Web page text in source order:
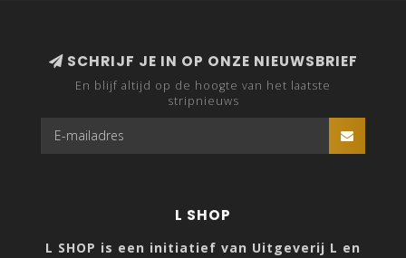
SCHRIJF JE IN OP ONZE NIEUWSBRIEF
En blijf altijd op de hoogte van het laatste
stripnieuws
L SHOP
L SHOP is een initiatief van Uitgeverij L en